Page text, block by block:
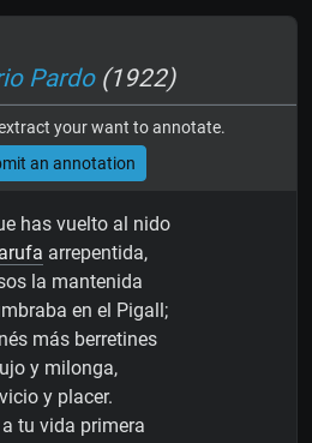
Pardo(1922)
your want to annotate.
an annotation
has vuelto al nido
arrepentida,
la mantenida
en el Pigall;
más berretines
y milonga,
y placer.
tu vida primera